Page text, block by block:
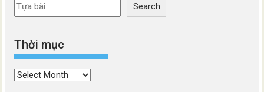
Search
Thời mục
Thời